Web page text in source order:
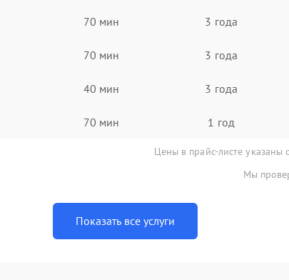
70 мин 3 года
70 мин 3 года
40 мин 3 года
70 мин 1 год
Цены в прайс-листе указаны
Мы
Показать все услуги